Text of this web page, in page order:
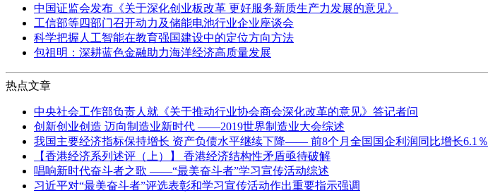
中国证监会发布《关于深化创业板改革 更好服务新质生产力发展的意见》
工信部等四部门召开动力及储能电池行业企业座谈会
科学把握人工智能在教育强国建设中的定位方向方法
包祖明：深耕蓝色金融助力海洋经济高质量发展
热点文章
中央社会工作部负责人就《关于推动行业协会商会深化改革的意见》答记者问
创新创业创造 迈向制造业新时代 ——2019世界制造业大会综述
我国主要经济指标保持增长 资产负债水平继续下降—— 前8个月全国国企利润同比增长6.1％
【香港经济系列述评（上）】 香港经济结构性矛盾亟待破解
唱响新时代奋斗者之歌 ——“最美奋斗者”学习宣传活动综述
习近平对“最美奋斗者”评选表彰和学习宣传活动作出重要指示强调